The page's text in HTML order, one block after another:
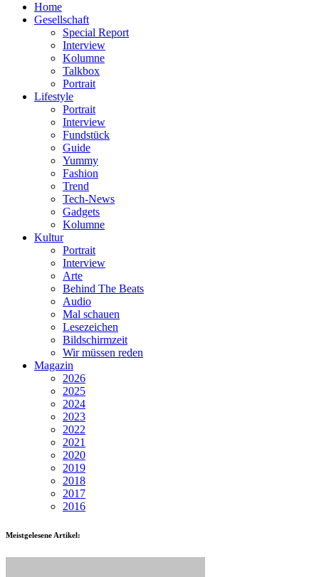
Home
Gesellschaft
Special Report
Interview
Kolumne
Talkbox
Portrait
Lifestyle
Portrait
Interview
Fundstück
Guide
Yummy
Fashion
Trend
Tech-News
Gadgets
Kolumne
Kultur
Portrait
Interview
Arte
Behind The Beats
Audio
Mal schauen
Lesezeichen
Bildschirmzeit
Wir müssen reden
Magazin
2026
2025
2024
2023
2022
2021
2020
2019
2018
2017
2016
Meistgelesene Artikel: